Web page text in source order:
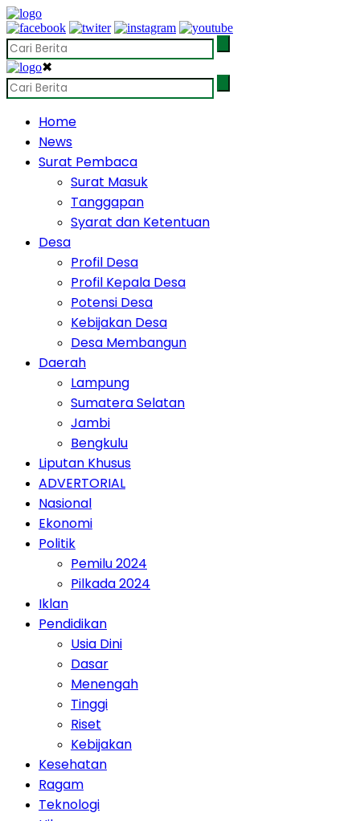
✖
Home
News
Surat Pembaca
Surat Masuk
Tanggapan
Syarat dan Ketentuan
Desa
Profil Desa
Profil Kepala Desa
Potensi Desa
Kebijakan Desa
Desa Membangun
Daerah
Lampung
Sumatera Selatan
Jambi
Bengkulu
Liputan Khusus
ADVERTORIAL
Nasional
Ekonomi
Politik
Pemilu 2024
Pilkada 2024
Iklan
Pendidikan
Usia Dini
Dasar
Menengah
Tinggi
Riset
Kebijakan
Kesehatan
Ragam
Teknologi